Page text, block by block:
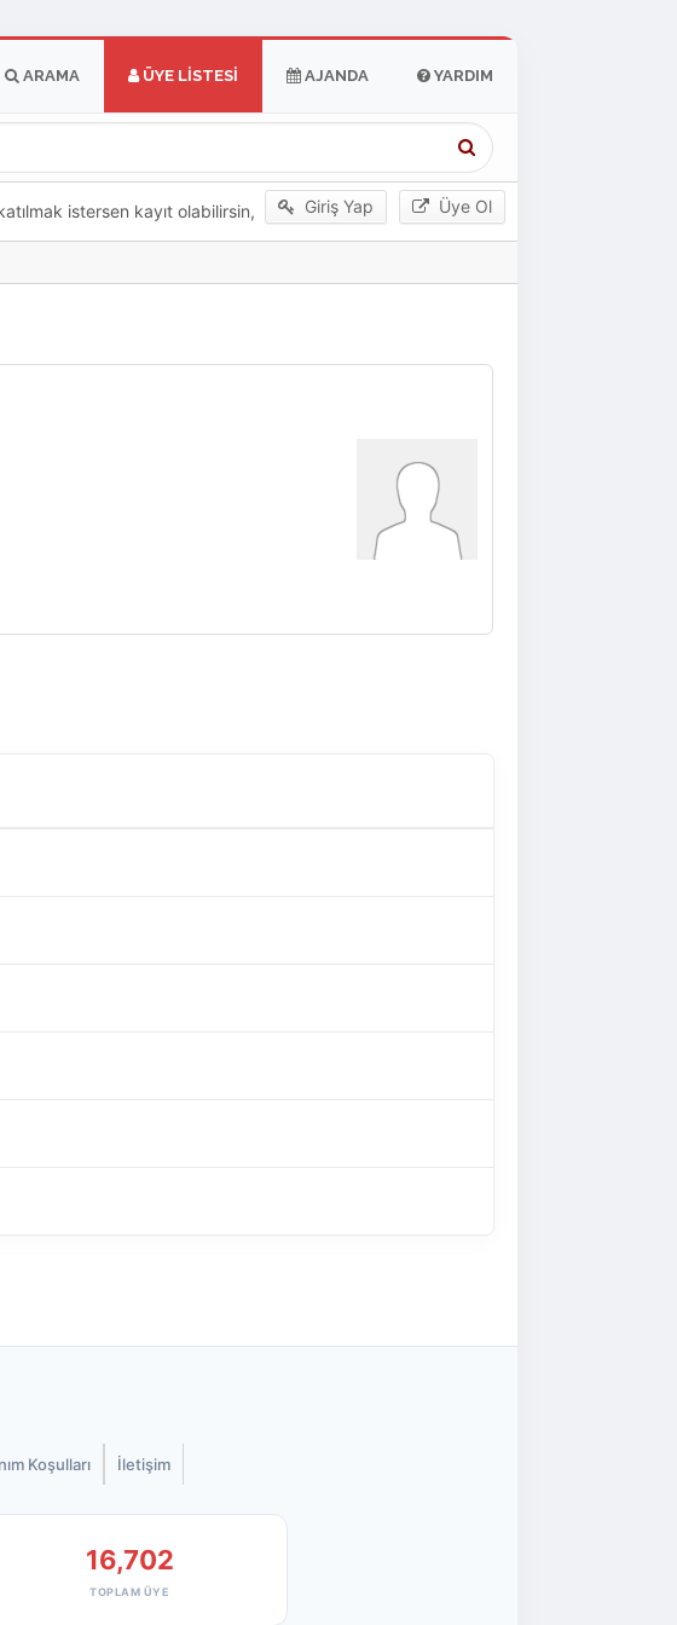
ARAMA ÜYE LISTESI AJANDA YARDIM
Giriş Yap Üye Ol
istersen kayıt olabilirsin,
Koşulları İletişim
16,702
TOPLAM ÜYE